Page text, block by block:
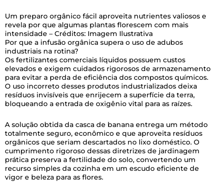
Um preparo orgânico fácil aproveita nutrientes valiosos e
revela por que algumas plantas florescem com mais
intensidade – Créditos: Imagem Ilustrativa
Por que a infusão orgânica supera o uso de adubos
industriais na rotina?
Os fertilizantes comerciais líquidos possuem custos
elevados e exigem cuidados rigorosos de armazenamento
para evitar a perda de eficiência dos compostos químicos.
O uso incorreto desses produtos industrializados deixa
resíduos invisíveis que enrijecem a superfície da terra,
bloqueando a entrada de oxigênio vital para as raízes.
A solução obtida da casca de banana entrega um método
totalmente seguro, econômico e que aproveita resíduos
orgânicos que seriam descartados no lixo doméstico. O
cumprimento rigoroso dessas diretrizes de jardinagem
prática preserva a fertilidade do solo, convertendo um
recurso simples da cozinha em um escudo eficiente de
vigor e beleza para as flores.